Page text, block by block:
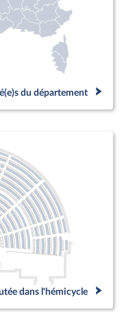
du département
dans l'hémicycle